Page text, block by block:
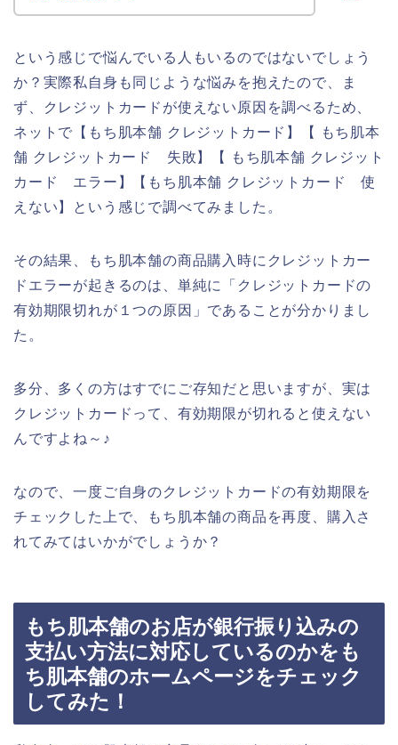
という感じで悩んでいる人もいるのではないでしょう
か？実際私自身も同じような悩みを抱えたので、ま
ず、クレジットカードが使えない原因を調べるため、
ネットで【もち肌本舗 クレジットカード】【 もち肌本
舗 クレジットカード 失敗】【 もち肌本舗 クレジット
カード エラー】【もち肌本舗 クレジットカード 使
えない】という感じで調べてみました。
その結果、もち肌本舗の商品購入時にクレジットカー
ドエラーが起きるのは、単純に「クレジットカードの
有効期限切れが１つの原因」であることが分かりまし
た。
多分、多くの方はすでにご存知だと思いますが、実は
クレジットカードって、有効期限が切れると使えない
んですよね～♪
なので、一度ご自身のクレジットカードの有効期限を
チェックした上で、もち肌本舗の商品を再度、購入さ
れてみてはいかがでしょうか？
もち肌本舗のお店が銀行振り込みの
支払い方法に対応しているのかをも
ち肌本舗のホームページをチェック
してみた！